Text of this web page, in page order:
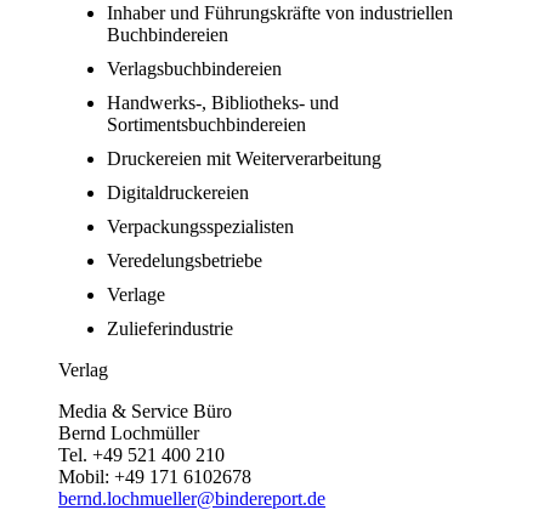
Inhaber und Führungskräfte von industriellen
Buchbindereien
Verlagsbuchbindereien
Handwerks-, Bibliotheks- und
Sortimentsbuchbindereien
Druckereien mit Weiterverarbeitung
Digitaldruckereien
Verpackungsspezialisten
Veredelungsbetriebe
Verlage
Zulieferindustrie
Verlag
Media & Service Büro
Bernd Lochmüller
Tel. +49 521 400 210
Mobil: +49 171 6102678
bernd.lochmueller@bindereport.de